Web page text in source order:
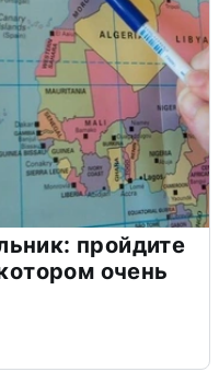
пройдите
очень